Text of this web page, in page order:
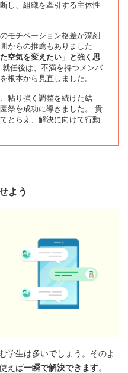
し、組織を牽引する主体性
モチベーション格差が深刻
からの推薦もありました
空気を変えたい」と強く思
就任後は、不満を持つメンバ
根本から見直しました。
粘り強く調整を続けた結
祭を成功に導きました。 貴
とらえ、解決に向けて行動
よう
学生は多いでしょう。そのよ
えば一瞬で解決できます。